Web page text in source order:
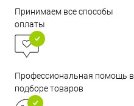
Принимаем все способы
оплаты
Профессиональная помощь в
подборе товаров